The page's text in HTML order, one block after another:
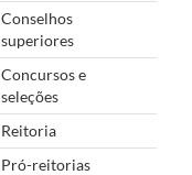
Conselhos
superiores
Concursos e
seleções
Reitoria
Pró-reitorias